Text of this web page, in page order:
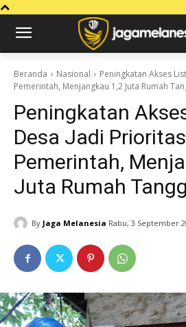
Beranda Nasional
Peningkatan Akses
Pemerintah, Menjangkau 1,2 Juta Rumah
Peningkatan
Desa Jadi Prioritas
Pemerintah,
Juta Rumah
By Jaga Melanesia Rabu, 3 September